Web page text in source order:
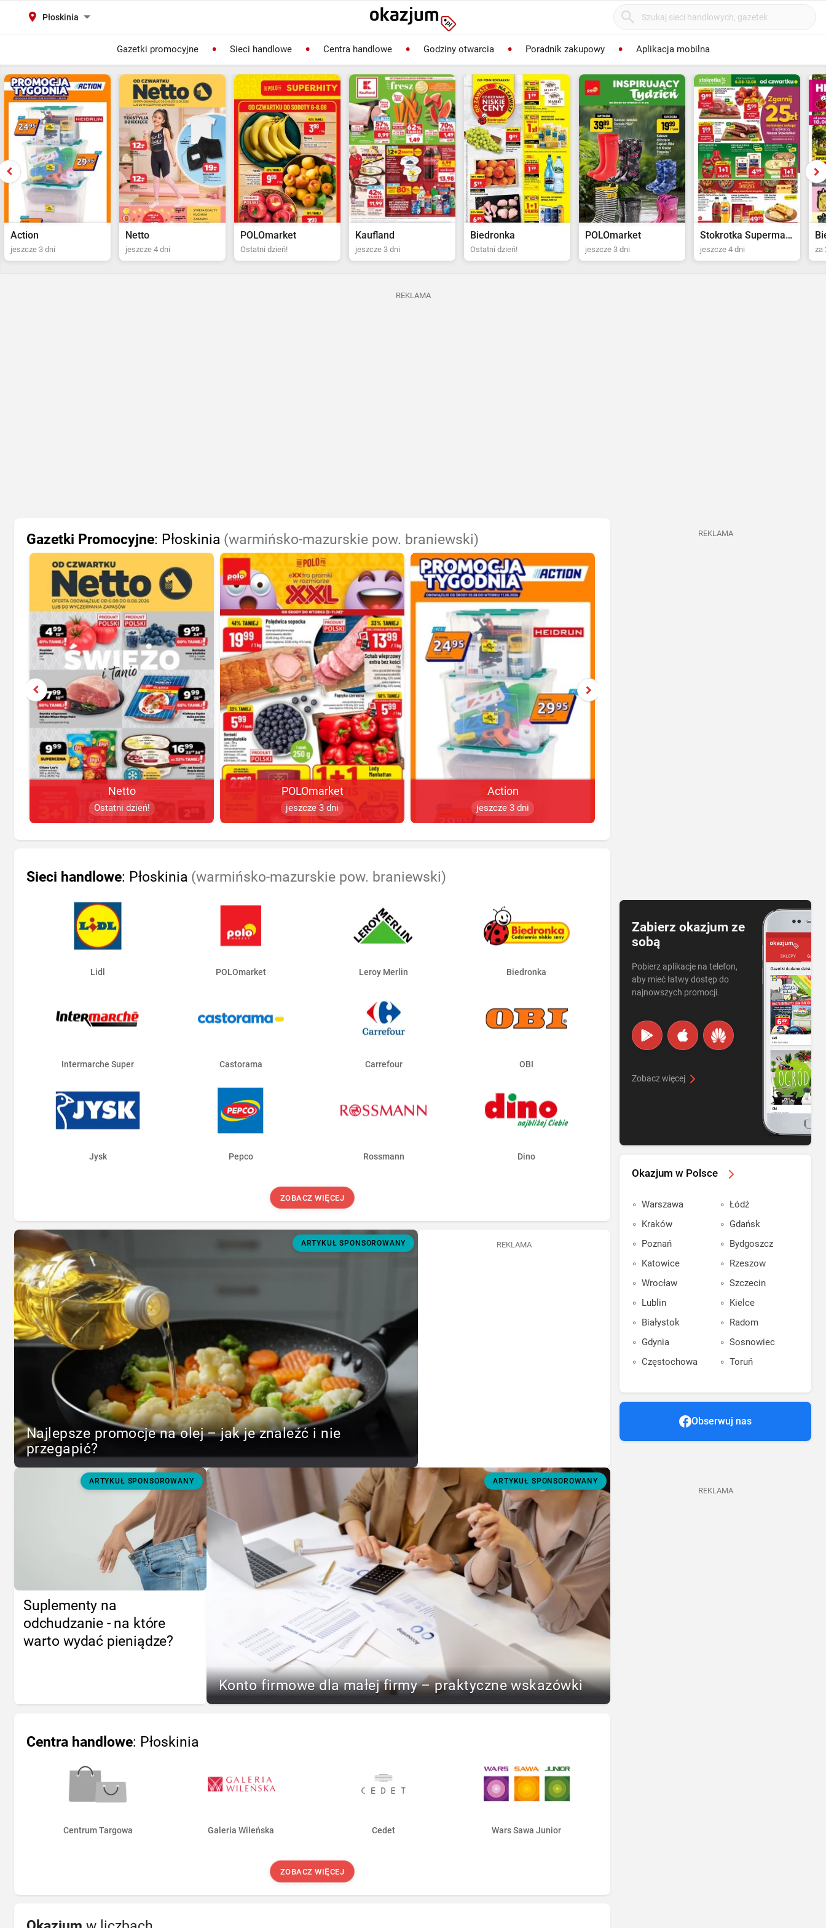
Płoskinia
Gazetki promocyjne Sieci handlowe Centra handlowe Godziny otwarcia Poradnik zakupowy Aplikacja mobilna
Action
jeszcze 3 dni
Netto
jeszcze 4 dni
POLOmarket
Ostatni dzień!
Kaufland
jeszcze 3 dni
Biedronka
Ostatni dzień!
POLOmarket
jeszcze 3 dni
Stokrotka Supermarket
jeszcze 4 dni za
REKLAMA
Gazetki Promocyjne: Płoskinia (warmińsko-mazurskie pow. braniewski)
Netto
Ostatni dzień!
POLOmarket
jeszcze 3 dni
Action
jeszcze 3 dni
Sieci handlowe: Płoskinia (warmińsko-mazurskie pow. braniewski)
Lidl POLOmarket Leroy Merlin Biedronka
Intermarche Super Castorama Carrefour OBI
Jysk Pepco Rossmann Dino
ZOBACZ WIĘCEJ
ARTYKUŁ SPONSOROWANY
Najlepsze promocje na olej – jak je znaleźć i nie
przegapić?
REKLAMA
ARTYKUŁ SPONSOROWANY
Suplementy na
odchudzanie - na które
warto wydać pieniądze?
ARTYKUŁ SPONSOROWANY
Konto firmowe dla małej firmy – praktyczne wskazówki
Centra handlowe: Płoskinia
Centrum Targowa Galeria Wileńska Cedet Wars Sawa Junior
ZOBACZ WIĘCEJ
REKLAMA
Zabierz okazjum ze
sobą
Pobierz aplikacje na telefon,
aby mieć łatwy dostęp do
najnowszych promocji.
Zobacz więcej
Okazjum w Polsce
Warszawa
Kraków
Poznań
Katowice
Wrocław
Lublin
Białystok
Gdynia
Częstochowa
Łódź
Gdańsk
Bydgoszcz
Rzeszow
Szczecin
Kielce
Radom
Sosnowiec
Toruń
Obserwuj nas
REKLAMA